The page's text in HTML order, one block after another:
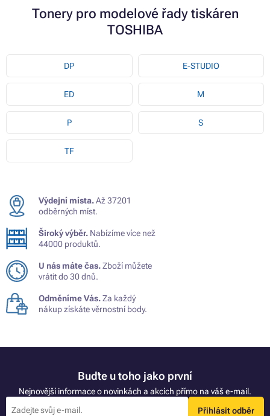
Tonery pro modelové řady tiskáren
TOSHIBA
DP E-STUDIO
ED M
P S
TF
Výdejní místa.Až 37201
odběrných míst.
Široký výběr. Nabízíme více než
44000 produktů.
U nás máte čas.Zboží můžete
vrátit do 30 dnů.
Odměníme Vás.Za každý
nákup získáte věrnostní body.
Buďte u toho jako první
Nejnovější informace o novinkách a akcích přímo na váš e-mail.
Přihlásit odběr